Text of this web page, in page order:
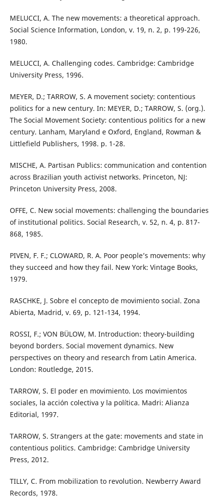
MELUCCI, A. The new movements: a theoretical approach.
Social Science Information, London, v. 19, n. 2, p. 199-226,
1980.
MELUCCI, A. Challenging codes. Cambridge: Cambridge
University Press, 1996.
MEYER, D.; TARROW, S. A movement society: contentious
politics for a new century. In: MEYER, D.; TARROW, S. (org.).
The Social Movement Society: contentious politics for a new
century. Lanham, Maryland e Oxford, England, Rowman &
Littlefield Publishers, 1998. p. 1-28.
MISCHE, A. Partisan Publics: communication and contention
across Brazilian youth activist networks. Princeton, NJ:
Princeton University Press, 2008.
OFFE, C. New social movements: challenging the boundaries
of institutional politics. Social Research, v. 52, n. 4, p. 817-
868, 1985.
PIVEN, F. F.; CLOWARD, R. A. Poor people’s movements: why
they succeed and how they fail. New York: Vintage Books,
1979.
RASCHKE, J. Sobre el concepto de movimiento social. Zona
Abierta, Madrid, v. 69, p. 121-134, 1994.
ROSSI, F.; VON BÜLOW, M. Introduction: theory-building
beyond borders. Social movement dynamics. New
perspectives on theory and research from Latin America.
London: Routledge, 2015.
TARROW, S. El poder en movimiento. Los movimientos
sociales, la acción colectiva y la política. Madri: Alianza
Editorial, 1997.
TARROW, S. Strangers at the gate: movements and state in
contentious politics. Cambridge: Cambridge University
Press, 2012.
TILLY, C. From mobilization to revolution. Newberry Award
Records, 1978.